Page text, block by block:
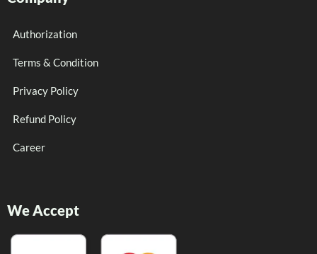
Authorization
Terms & Condition
Privacy Policy
Refund Policy
Career
We Accept